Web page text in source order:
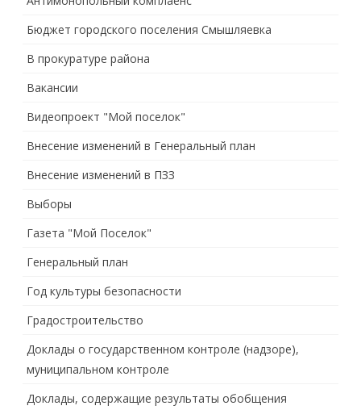
Бюджет городского поселения Смышляевка
В прокуратуре района
Вакансии
Видеопроект "Мой поселок"
Внесение изменений в Генеральный план
Внесение изменений в ПЗЗ
Выборы
Газета "Мой Поселок"
Генеральный план
Год культуры безопасности
Градостроительство
Доклады о государственном контроле (надзоре),
муниципальном контроле
Доклады, содержащие результаты обобщения